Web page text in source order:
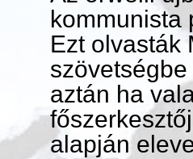
kommunista
Ezt olvasták
aztán ha
alapján